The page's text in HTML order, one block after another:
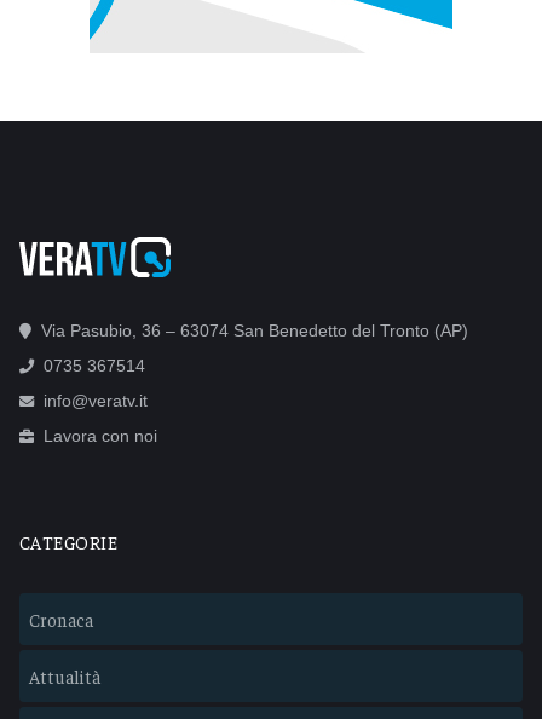
Via Pasubio, 36 – 63074 San Benedetto del Tronto (AP)
0735 367514
info@veratv.it
Lavora con noi
CATEGORIE
Cronaca
Attualità